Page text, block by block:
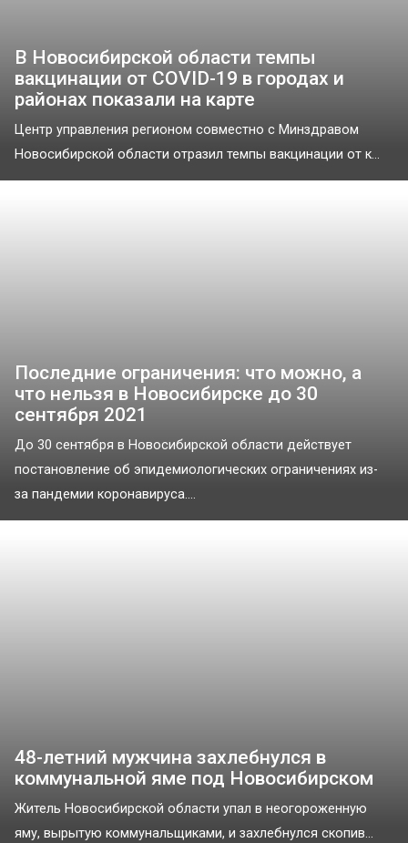
В Новосибирской области темпы
вакцинации от COVID-19 в городах и
районах показали на карте
Центр управления регионом совместно с Минздравом
Новосибирской области отразил темпы вакцинации от к...
Последние ограничения: что можно, а
что нельзя в Новосибирске до 30
сентября 2021
До 30 сентября в Новосибирской области действует
постановление об эпидемиологических ограничениях из-
за пандемии коронавируса....
48-летний мужчина захлебнулся в
коммунальной яме под Новосибирском
Житель Новосибирской области упал в неогороженную
яму, вырытую коммунальщиками, и захлебнулся скопив...